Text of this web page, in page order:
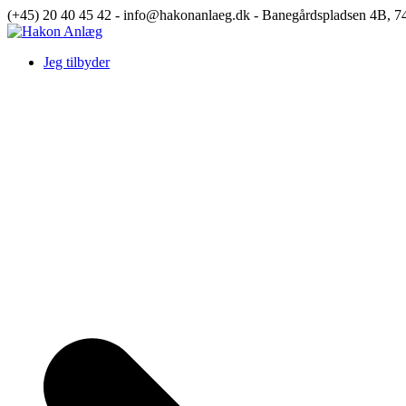
Skip
to
(+45) 20 40 45 42 - info@hakonanlaeg.dk - Banegårdspladsen 4B,
Hakon Anlæg
Jeg tilbyder